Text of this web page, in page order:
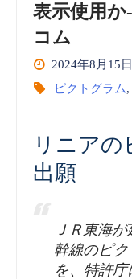
表示使用か
コム
2024年8月15日
ピクトグラム,
リニアの
出願
ＪＲ東海
幹線のピ
を、特許